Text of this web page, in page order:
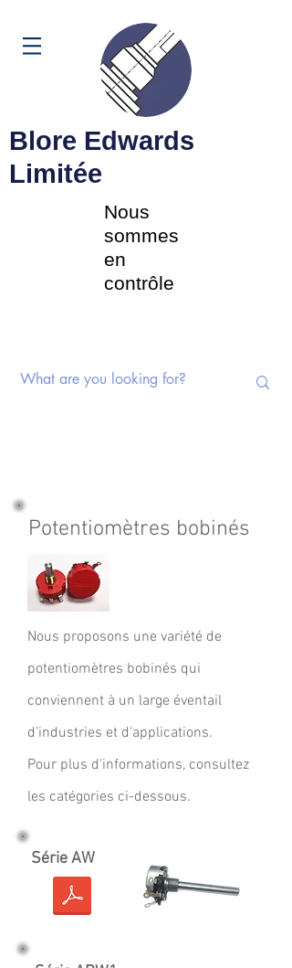
Blore Edwards
Limitée
Nous
sommes
en
contrôle
Potentiomètres bobinés
Nous proposons une variété de
potentiomètres bobinés qui
conviennent à un large éventail
d'industries et d'applications.
Pour plus d'informations, consultez
les catégories ci-dessous.
Série AW